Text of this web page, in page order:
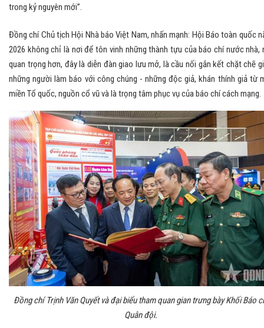
trong kỷ nguyên mới”.
Đồng chí Chủ tịch Hội Nhà báo Việt Nam, nhấn mạnh: Hội Báo toàn quốc
2026 không chỉ là nơi để tôn vinh những thành tựu của báo chí nước nhà,
quan trọng hơn, đây là diễn đàn giao lưu mở, là cầu nối gắn kết chặt chẽ
những người làm báo với công chúng - những độc giả, khán thính giả từ
miền Tổ quốc, nguồn cổ vũ và là trọng tâm phục vụ của báo chí cách mạng.
Đồng chí Trịnh Văn Quyết và đại biểu tham quan gian trưng bày Khối Báo
Quân đội.